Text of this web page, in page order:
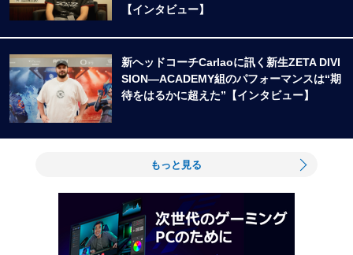
【インタビュー】
新ヘッドコーチCarlaoに訊く新生ZETA DIVI
SION―ACADEMY組のパフォーマンスは“期
待をはるかに超えた”【インタビュー】
もっと見る